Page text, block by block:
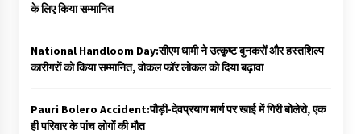
के लिए किया सम्मानित
National Handloom Day:सीएम धामी ने उत्कृष्ट बुनकरों और हस्तशिल्प
कारीगरों को किया सम्मानित, वोकल फॉर लोकल को दिया बढ़ावा
Pauri Bolero Accident:पौड़ी-देवप्रयाग मार्ग पर खाई में गिरी बोलेरो, एक
ही परिवार के पांच लोगों की मौत